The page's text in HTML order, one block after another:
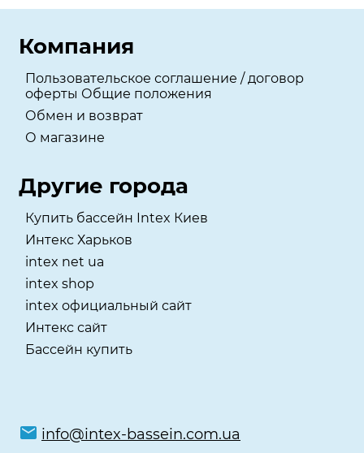
Компания
Пользовательское соглашение / договор
оферты Общие положения
Обмен и возврат
О магазине
Другие города
Купить бассейн Intex Киев
Интекс Харьков
intex net ua
intex shop
intex официальный сайт
Интекс сайт
Бассейн купить
info@intex-bassein.com.ua